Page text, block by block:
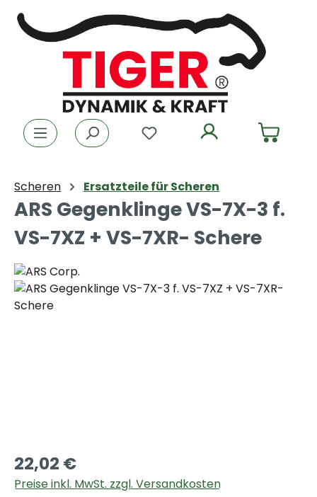
Zum Hauptinhalt springen
Du hast 0 Produkte auf
Scheren Ersatzteile für Scheren
ARS Gegenklinge VS-7X-3 f.
VS-7XZ + VS-7XR- Schere
Bildergalerie überspringen
22,02 €
Preise inkl. MwSt. zzgl. Versandkosten